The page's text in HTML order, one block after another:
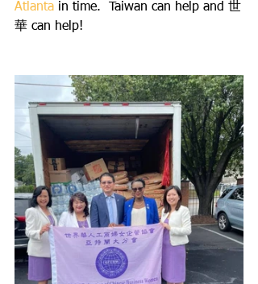
Atlanta in time.  Taiwan can help and 世
華 can help!